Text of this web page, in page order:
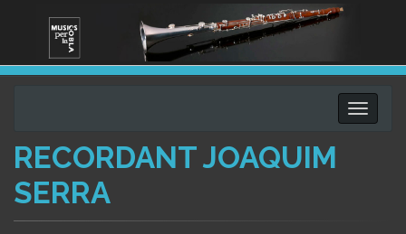
Toggle
RECORDANT JOAQUIM
SERRA